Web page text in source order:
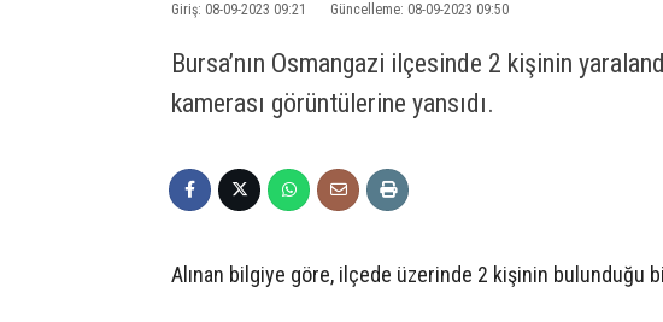
Giriş: 08-09-2023 09:21 Güncelleme: 08-09-2023 09:50
Bursa’nın Osmangazi ilçesinde 2 kişinin
kamerası görüntülerine yansıdı.
Alınan bilgiye göre, ilçede üzerinde 2 kişinin bulunduğu